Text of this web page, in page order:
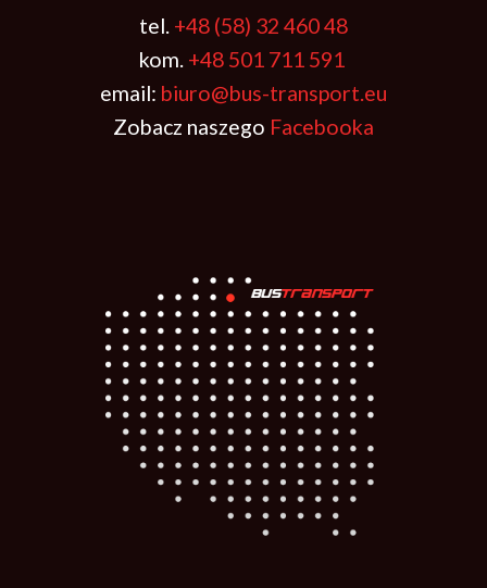
tel. +48 (58) 32 460 48
kom. +48 501 711 591
email: biuro@bus-transport.eu
Zobacz naszego Facebooka